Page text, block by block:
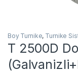
Boy Turnike, Turnike
T 2500D